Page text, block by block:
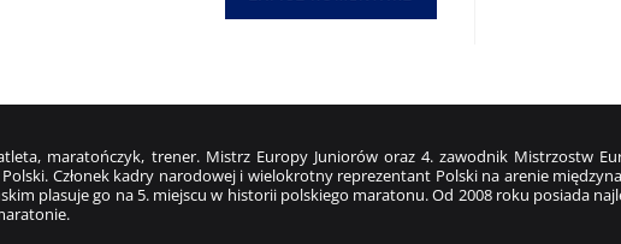
maratończyk, trener. Mistrz Europy Juniorów oraz 4. zawodnik Mistrzostw
Członek kadry narodowej i wielokrotny reprezentant Polski na arenie
plasuje go na 5. miejscu w historii polskiego maratonu. Od 2008 roku posiada